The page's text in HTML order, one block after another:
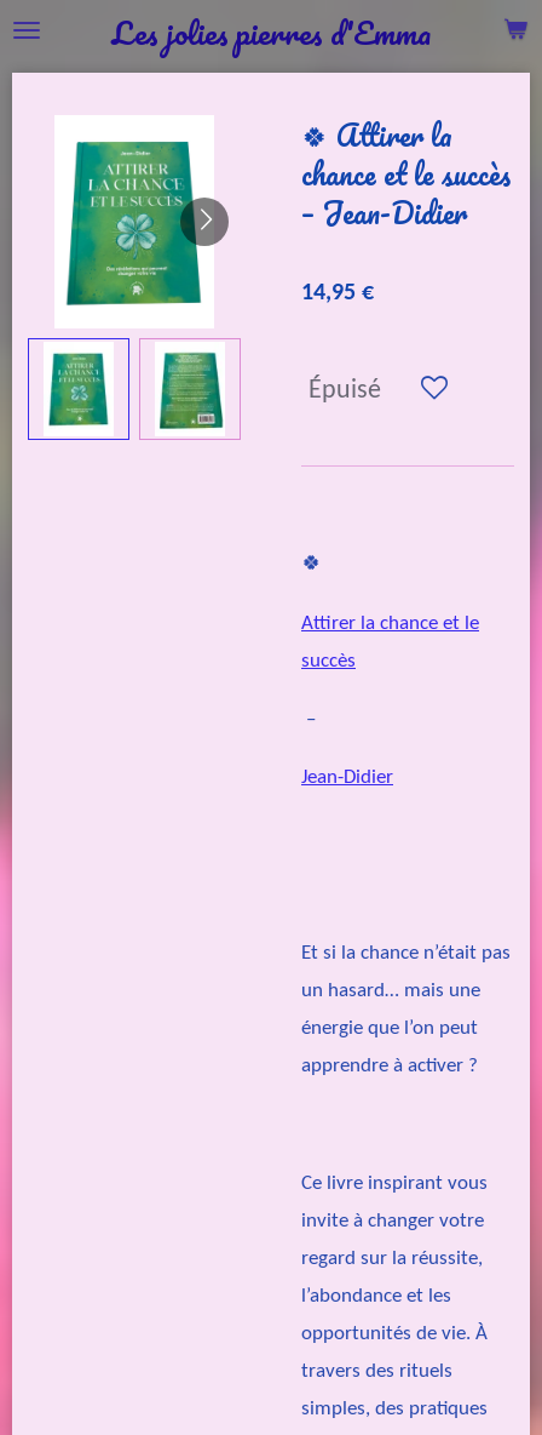
Passer
au
principal
Les jolies pierres d'Emma
🍀 Attirer la
chance et le succès
– Jean-Didier
14,95 €
Épuisé
🍀
Attirer la chance et le
succès
–
Jean-Didier
Et si la chance n’était pas
un hasard… mais une
énergie que l’on peut
apprendre à activer ?
Ce livre inspirant vous
invite à changer votre
regard sur la réussite,
l’abondance et les
opportunités de vie. À
travers des rituels
simples, des pratiques